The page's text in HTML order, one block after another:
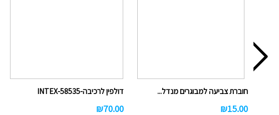
חוברת צביעה למבוגרים מנדל...
15.00
₪
דולפין לרכיבה-58535-INTEX
70.00
₪